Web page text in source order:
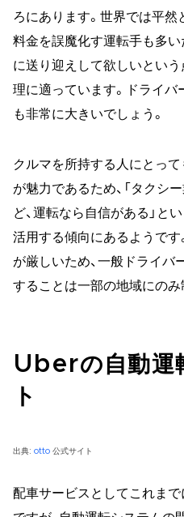
ろにあります。世界では平然
料金を誤魔化す運転手も多い
に送り迎えして欲しいとい
理に適っています。ドライバ
も非常に大きいでしょう。
クルマを所持する人にとっ
が魅力であるため、「タクシ
ど、運転なら自信がある」と
活用する傾向にあるようです
が厳しいため、一般ドライ
することは一部の地域にのみ
Uberの自動運
ト
出典: otto 公式サイト
配車サービスとしてこれま